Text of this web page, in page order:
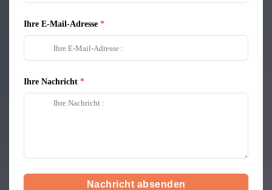
Ihre E-Mail-Adresse
Ihre Nachricht
Nachricht absenden